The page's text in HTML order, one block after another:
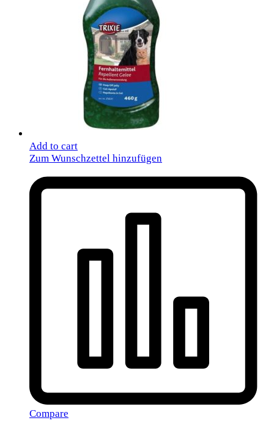
Add to cart
Zum Wunschzettel hinzufügen
Compare